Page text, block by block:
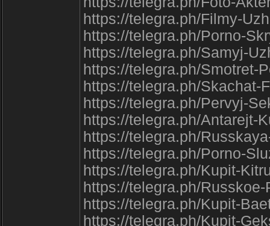
https://telegra.ph/Filmy-
https://telegra.ph/Porno-
https://telegra.ph/Samyj-
https://telegra.ph/Smotret-
https://telegra.ph/Skachat-
https://telegra.ph/Pervyj-
https://telegra.ph/Antarejt-
https://telegra.ph/
https://telegra.ph/Porno-
https://telegra.ph/Kupit-
https://telegra.ph/
https://telegra.ph/Kupit-
https://telegra.ph/Kupit-